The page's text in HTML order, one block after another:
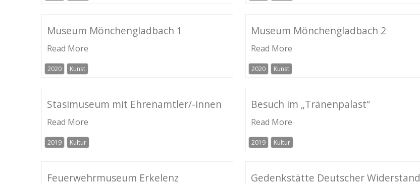
Museum Mönchengladbach 1
Read More
2020 Kunst
Museum Mönchengladbach 2
Read More
2020 Kunst
Stasimuseum mit Ehrenamtler/-innen
Read More
2019 Kultur
Besuch im „Tränenpalast“
Read More
2019 Kultur
Feuerwehrmuseum Erkelenz Gedenkstätte Deutscher Widerstand